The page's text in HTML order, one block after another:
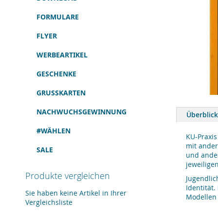
Anfang
springen
Überblick
KU-
mit
und
Identität.
FORMULARE
FLYER
WERBEARTIKEL
GESCHENKE
GRUSSKARTEN
NACHWUCHSGEWINNUNG
#WÄHLEN
SALE
Produkte vergleichen
Sie haben keine Artikel in Ihrer
Vergleichsliste